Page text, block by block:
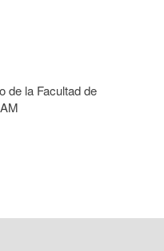
de la Facultad de